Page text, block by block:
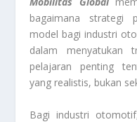
bagaimana strategi
model bagi industri
dalam menyatukan
pelajaran penting
yang realistis, bukan
Bagi industri